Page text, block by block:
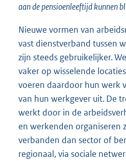
aan de pensioenleeftijd kunnen
Nieuwe vormen van
vast dienstverband tussen
zijn steeds gebruikelijker.
vaker op wisselende
voeren daardoor hun werk
van hun werkgever uit. De
werkt door in de
en werkenden organiseren
verbanden dan sector of
regionaal, via sociale